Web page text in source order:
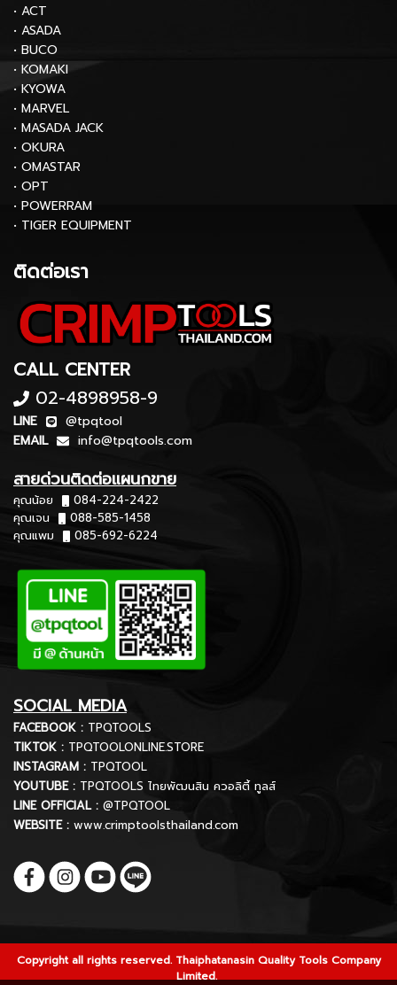
• ACT
• ASADA
• BUCO
• KOMAKI
• KYOWA
• MARVEL
• MASADA JACK
• OKURA
• OMASTAR
• OPT
• POWERRAM
• TIGER EQUIPMENT
ติดต่อเรา
CALL CENTER
02-4898958-9
LINE
@tpqtool
EMAIL
info@tpqtools.com
สายด่วนติดต่อแผนกขาย
คุณน้อย
084-224-2422
คุณเจน
088-585-1458
คุณแพม
085-692-6224
SOCIAL MEDIA
FACEBOOK : TPQTOOLS
TIKTOK : TPQTOOLONLINE.STORE
INSTAGRAM : TPQTOOL
YOUTUBE : TPQTOOLS ไทยพัฒนสิน ควอลิตี้ ทูลส์
LINE OFFICIAL : @TPQTOOL
WEBSITE : www.crimptoolsthailand.com
Copyright all rights reserved. Thaiphatanasin Quality Tools Company
Limited.